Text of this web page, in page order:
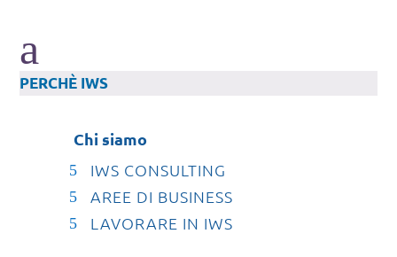
a
PERCHÈ IWS
Chi siamo
IWS CONSULTING
AREE DI BUSINESS
LAVORARE IN IWS